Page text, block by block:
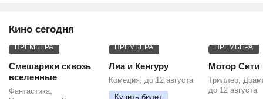
Кино сегодня
ПРЕМЬЕРА
Смешарики сквозь
вселенные
Фантастика,
ПРЕМЬЕРА
Лиа и Кенгуру
Комедия, до 12 августа
Купить билет
ПРЕМЬЕРА
Мотор Сити
Триллер,
до 12 августа